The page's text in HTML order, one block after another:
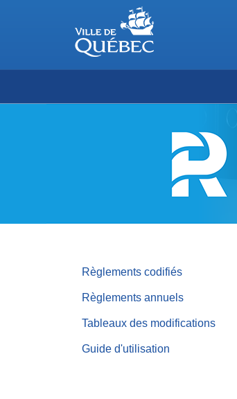
Règlements codifiés
Règlements annuels
Tableaux des modifications
Guide d'utilisation